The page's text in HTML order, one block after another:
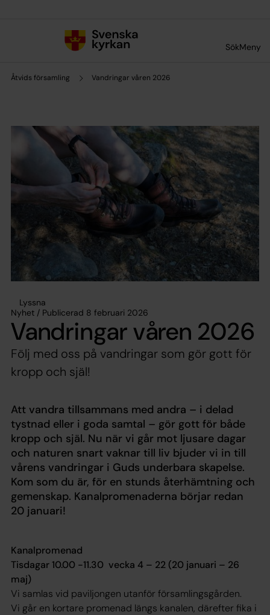
SökMeny
Åtvids församling Vandringar våren 2026
Lyssna
Nyhet / Publicerad 8 februari 2026
Vandringar våren 2026
Följ med oss på vandringar som gör gott för
kropp och själ!
Att vandra tillsammans med andra – i delad
tystnad eller i goda samtal – gör gott för både
kropp och själ. Nu när vi går mot ljusare dagar
och naturen snart vaknar till liv bjuder vi in till
vårens vandringar i Guds underbara skapelse.
Kom som du är, för en stunds återhämtning och
gemenskap. Kanalpromenaderna börjar redan
20 januari!
Kanalpromenad
Tisdagar 10.00 -11.30 vecka 4 – 22 (20 januari – 26
maj)
Vi samlas vid paviljongen utanför församlingsgården.
Vi går en kortare promenad längs kanalen, därefter fika i